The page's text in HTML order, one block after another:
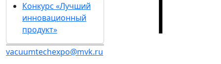
Конкурс «Лучший
инновационный
продукт»
vacuumtechexpo@mvk.ru